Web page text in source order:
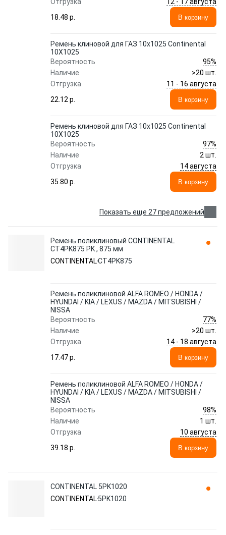
18.48 p.
В корзину
Ремень клиновой для ГАЗ 10x1025 Continental
10X1025
Вероятность
95%
Наличие
>20 шт.
Отгрузка
11 - 16 августа
22.12 p.
В корзину
Ремень клиновой для ГАЗ 10x1025 Continental
10X1025
Вероятность
97%
Наличие
2 шт.
Отгрузка
14 августа
35.80 p.
В корзину
Показать еще 27 предложений
Ремень поликлиновый CONTINENTAL
CT4PK875 PK , 875 мм
CONTINENTALCT4PK875
Ремень поликлиновой ALFA ROMEO / HONDA /
HYUNDAI / KIA / LEXUS / MAZDA / MITSUBISHI /
NISSA
Вероятность
77%
Наличие
>20 шт.
Отгрузка
14 - 18 августа
17.47 p.
В корзину
Ремень поликлиновой ALFA ROMEO / HONDA /
HYUNDAI / KIA / LEXUS / MAZDA / MITSUBISHI /
NISSA
Вероятность
98%
Наличие
1 шт.
Отгрузка
10 августа
39.18 p.
В корзину
CONTINENTAL 5PK1020
CONTINENTAL5PK1020